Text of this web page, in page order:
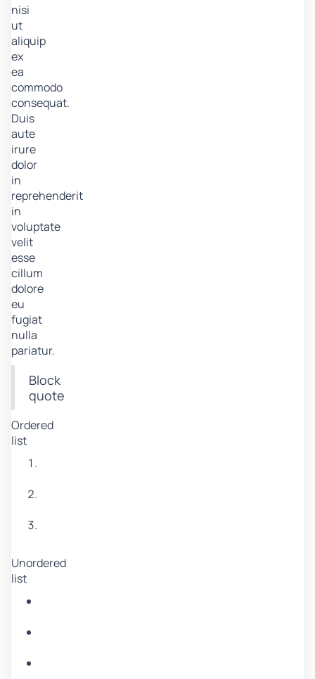
nisi
ut
aliquip
ex
ea
commodo
consequat.
Duis
aute
irure
dolor
in
reprehenderit
in
voluptate
velit
esse
cillum
dolore
eu
fugiat
nulla
pariatur.
Block
quote
Ordered
list
Unordered
list